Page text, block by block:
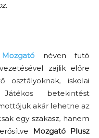
Mozgató néven futó
zajlik előre
osztályoknak, iskolai
betekintést
akár lehetne az
egy szakasz, hanem
Mozgató Plusz